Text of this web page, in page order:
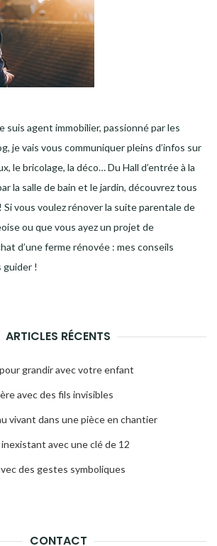
suis agent immobilier, passionné par les
je vais vous communiquer pleins d’infos sur
le bricolage, la déco… Du Hall d’entrée à la
la salle de bain et le jardin, découvrez tous
Si vous voulez rénover la suite parentale de
ou que vous ayez un projet de
d’une ferme rénovée : mes conseils
guider !
ARTICLES RÉCENTS
grandir avec votre enfant
avec des fils invisibles
vivant dans une pièce en chantier
avec une clé de 12
des gestes symboliques
CONTACT